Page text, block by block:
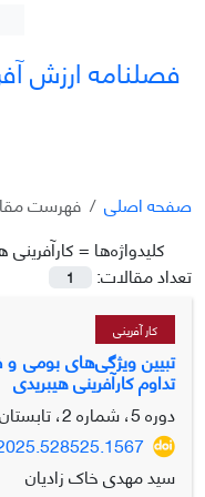
فصلنامه ارزش
صفحه اصلی
فهرست
کلیدواژه‌ها =کارآفرینی
تعداد مقالات:
1
کار آفرینی
تبیین ویژگی‌های بومی و
تداوم کارآفرینی هیبریدی
دوره 5، شماره 2، تابستان 1404، صفحه
سید مهدی خاک زادیان